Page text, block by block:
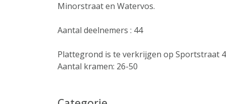
Minorstraat en Watervos.
Aantal deelnemers : 44
Plattegrond is te verkrijgen op Sportstraat
Aantal kramen: 26-50